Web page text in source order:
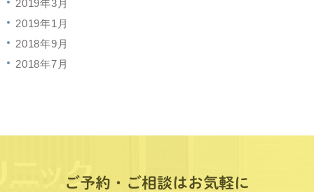
2019年3月
2019年1月
2018年9月
2018年7月
ご予約・ご相談はお気軽に